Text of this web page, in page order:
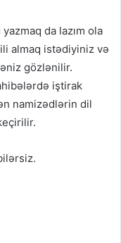
da lazım ola
almaq istədiyiniz və
gözlənilir.
iştirak
namizədlərin dil